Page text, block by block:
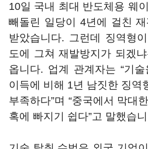
10일 국내 최대 반도체용 웨
빼돌린 일당이 4년에 걸친
받았습니다. 그런데 징역형
도에 그쳐 재발방지가 되겠
옵니다. 업계 관계자는 “기
이득에 비해 1년 남짓한 징역
부족하다”며 “중국에서 막대
혹에 빠지기 쉽다”고 말했습